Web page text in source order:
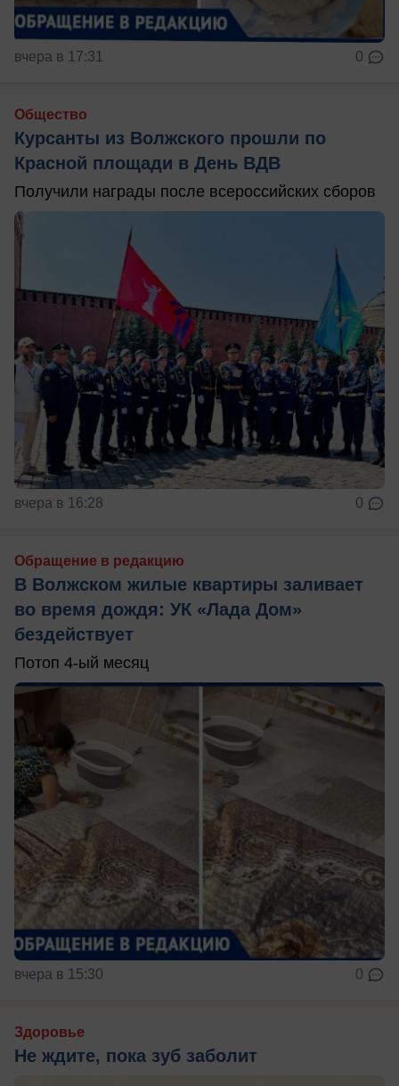
вчера в 17:31 0
Общество
Курсанты из Волжского прошли по
Красной площади в День ВДВ
Получили награды после всероссийских сборов
вчера в 16:28 0
Обращение в редакцию
В Волжском жилые квартиры заливает
во время дождя: УК «Лада Дом»
бездействует
Потоп 4-ый месяц
вчера в 15:30 0
Здоровье
Не ждите, пока зуб заболит